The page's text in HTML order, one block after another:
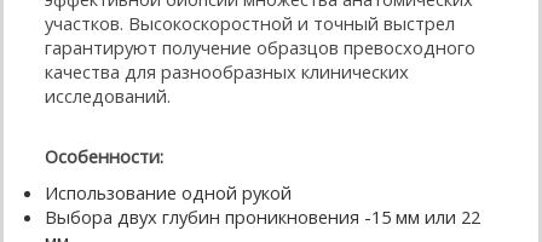
участков. Высокоскоростной и точный выстрел
гарантируют получение образцов превосходного
качества для разнообразных клинических
исследований.
Особенности:
Использование одной рукой
Выбора двух глубин проникновения -15 мм или 22